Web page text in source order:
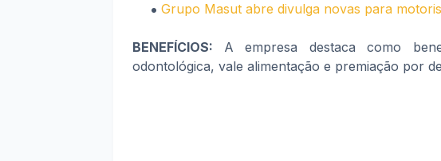
Grupo Masut abre divulga novas para
BENEFÍCIOS: A empresa destaca como
odontológica, vale alimentação e premiação por